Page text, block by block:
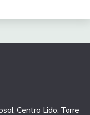
Centro Lido. Torre